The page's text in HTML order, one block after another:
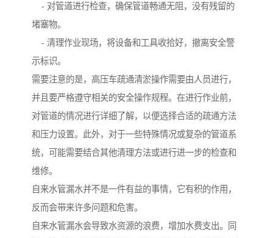
- 对管道进行检查，确保管道畅通无阻，没有残留的
堵塞物。
- 清理作业现场，将设备和工具收拾好，撤离安全警
示标识。
需要注意的是，高压车疏通清淤操作需要由人员进行，
并且要严格遵守相关的安全操作规程。在进行作业前，
对管道的情况进行详细了解，以便选择合适的疏通方法
和压力设置。此外，对于一些特殊情况或复杂的管道系
统，可能需要结合其他清理方法或进行进一步的检查和
维修。
自来水管漏水并不是一件有益的事情，它有积的作用，
反而会带来许多问题和危害。
自来水管漏水会导致水资源的浪费，增加水费支出。同